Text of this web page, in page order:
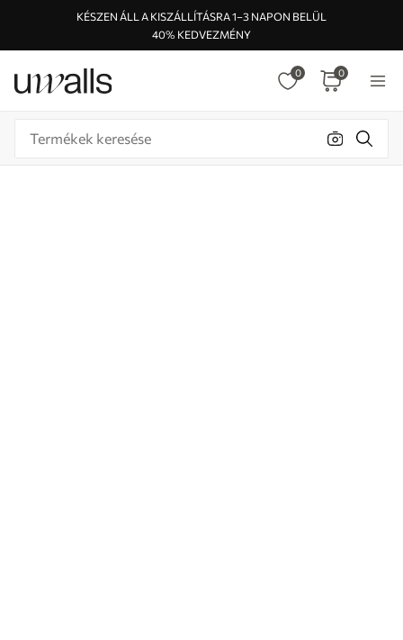
KÉSZEN ÁLL A KISZÁLLÍTÁSRA 1–3 NAPON BELÜL
40% KEDVEZMÉNY
0 0